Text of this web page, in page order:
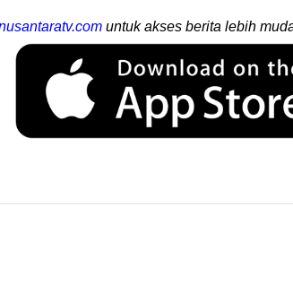
untuk akses berita lebih